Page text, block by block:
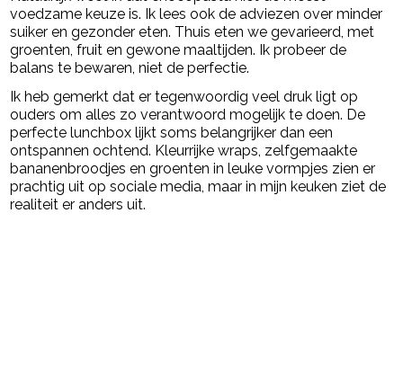
voedzame keuze is. Ik lees ook de adviezen over minder
suiker en gezonder eten. Thuis eten we gevarieerd, met
groenten, fruit en gewone maaltijden. Ik probeer de
balans te bewaren, niet de perfectie.
Ik heb gemerkt dat er tegenwoordig veel druk ligt op
ouders om alles zo verantwoord mogelijk te doen. De
perfecte lunchbox lijkt soms belangrijker dan een
ontspannen ochtend. Kleurrijke wraps, zelfgemaakte
bananenbroodjes en groenten in leuke vormpjes zien er
prachtig uit op sociale media, maar in mijn keuken ziet de
realiteit er anders uit.